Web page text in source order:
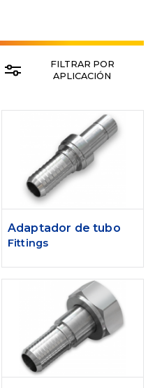
FILTRAR POR
APLICACIÓN
Adaptador de tubo
Fittings